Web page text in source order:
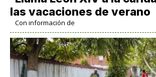
las vacaciones de verano
Con información de